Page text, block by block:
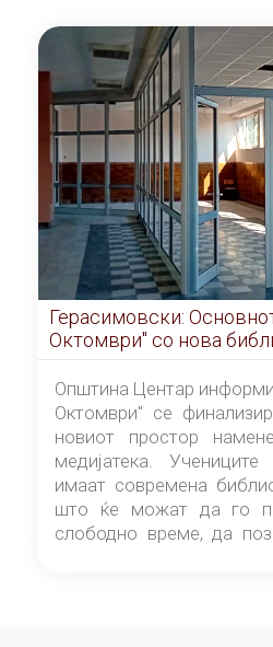
Герасимовски:
Октомври" со нова
од септември
Општина Центар
Октомври" се
новиот простор
медијатека.
имаат современа
што ќе можат да го
слободно време, да